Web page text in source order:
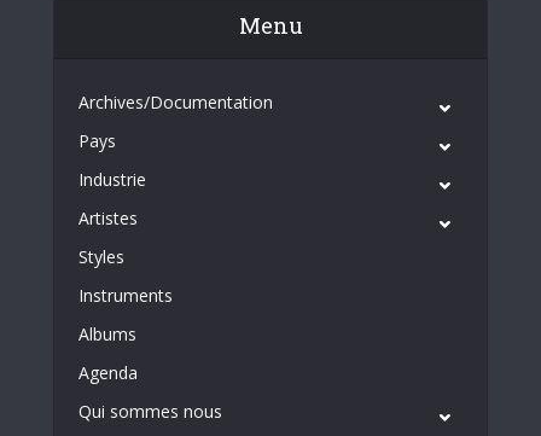
Menu
Archives/Documentation
Pays
Industrie
Artistes
Styles
Instruments
Albums
Agenda
Qui sommes nous